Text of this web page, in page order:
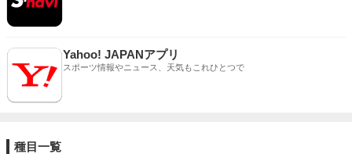
Yahoo! JAPANアプリ
スポーツ情報やニュース、天気もこれひとつで
種目一覧